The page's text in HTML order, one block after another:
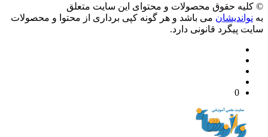
حقوق محصولات و محتوای اين سایت متعلق
می باشد و هر گونه کپی برداری از محتوا و محصولات
پیگرد قانونی دارد.